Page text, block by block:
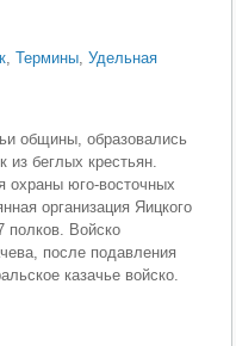
,Термины,Удельная
общины, образовались
беглых крестьян.
охраны юго-восточных
организация Яицкого
полков. Войско
после подавления
казачье войско.